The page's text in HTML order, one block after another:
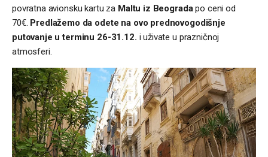
povratna avionsku kartu za Maltu iz Beogradapo ceni od
70€. Predlažemo da odete na ovo prednovogodišnje
putovanje u terminu 26-31.12. i uživate u prazničnoj
atmosferi.